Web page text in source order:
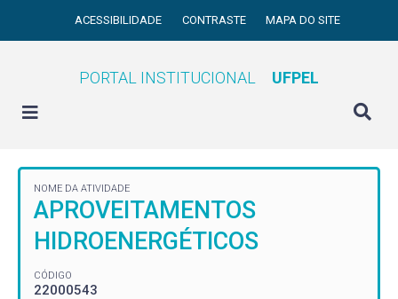
ACESSIBILIDADE CONTRASTE MAPA DO SITE
PORTAL INSTITUCIONAL UFPEL
NOME DA ATIVIDADE
APROVEITAMENTOS
HIDROENERGÉTICOS
CÓDIGO
22000543